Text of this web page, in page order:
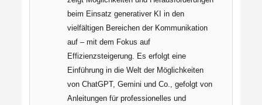
beim Einsatz generativer KI in den
vielfältigen Bereichen der Kommunikation
auf – mit dem Fokus auf
Effizienzsteigerung. Es erfolgt eine
Einführung in die Welt der Möglichkeiten
von ChatGPT, Gemini und Co., gefolgt von
Anleitungen für professionelles und